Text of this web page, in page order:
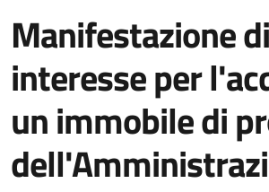
Manifestazione di
interesse per
un immobile di